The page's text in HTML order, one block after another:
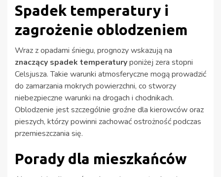
Spadek temperatury i
zagrożenie oblodzeniem
Wraz z opadami śniegu, prognozy wskazują na
znaczący spadek temperaturyponiżej zera stopni
Celsjusza. Takie warunki atmosferyczne mogą prowadzić
do zamarzania mokrych powierzchni, co stworzy
niebezpieczne warunki na drogach i chodnikach.
Oblodzenie jest szczególnie groźne dla kierowców oraz
pieszych, którzy powinni zachować ostrożność podczas
przemieszczania się.
Porady dla mieszkańców